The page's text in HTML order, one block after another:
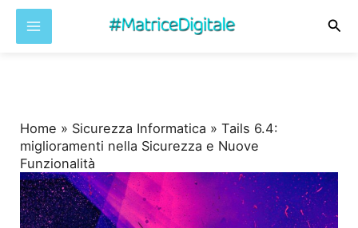
Home » Sicurezza Informatica »Tails 6.4:
miglioramenti nella Sicurezza e Nuove
Funzionalità